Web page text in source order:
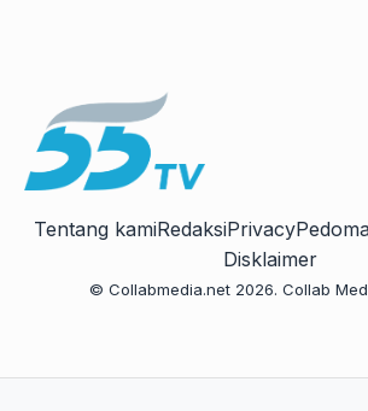
Tentang kamiRedaksiPrivacy
Disklaimer
© Collabmedia.net 2026. Collab